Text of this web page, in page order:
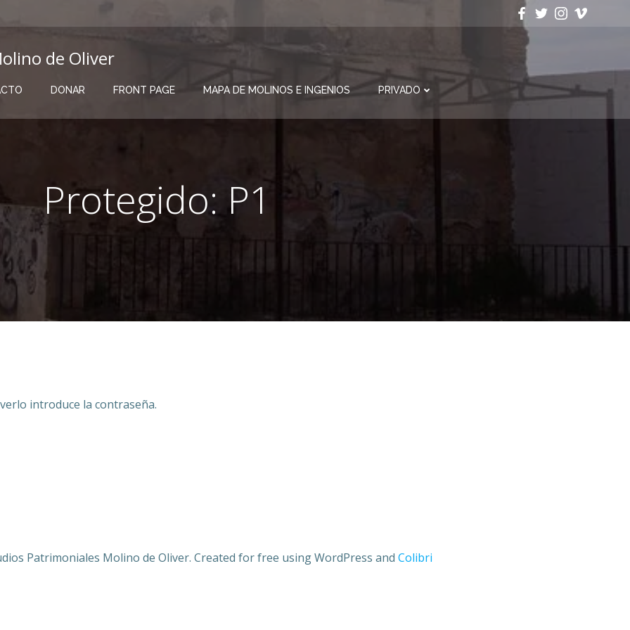
de Oliver
DONAR FRONT PAGE MAPA DE MOLINOS E INGENIOS PRIVADO
Protegido: P1
introduce la contraseña.
Patrimoniales Molino de Oliver. Created for free using WordPress and Colibri